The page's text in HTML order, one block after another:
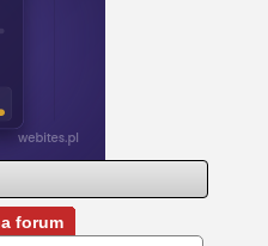
forum